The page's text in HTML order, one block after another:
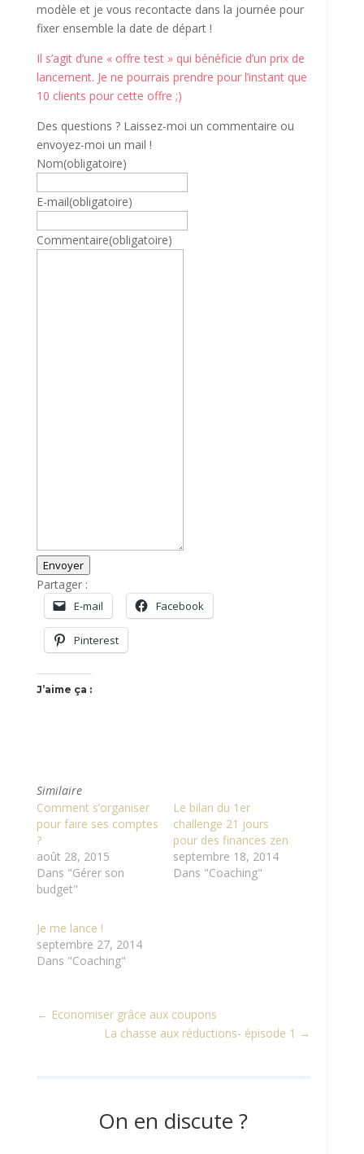
modèle et je vous recontacte dans la journée pour
fixer ensemble la date de départ !
Il s’agit d’une « offre test » qui bénéficie d’un prix de
lancement. Je ne pourrais prendre pour l’instant que
10 clients pour cette offre ;)
Des questions ? Laissez-moi un commentaire ou
envoyez-moi un mail !
Nom(obligatoire)
E-mail(obligatoire)
Commentaire(obligatoire)
Envoyer
Partager :
E-mail Facebook
Pinterest
J’aime ça :
Similaire
Comment s’organiser
pour faire ses comptes
?
août 28, 2015
Dans "Gérer son
budget"
Le bilan du 1er
challenge 21 jours
pour des finances zen
septembre 18, 2014
Dans "Coaching"
Je me lance !
septembre 27, 2014
Dans "Coaching"
← Economiser grâce aux coupons
La chasse aux réductions- épisode 1 →
On en discute ?